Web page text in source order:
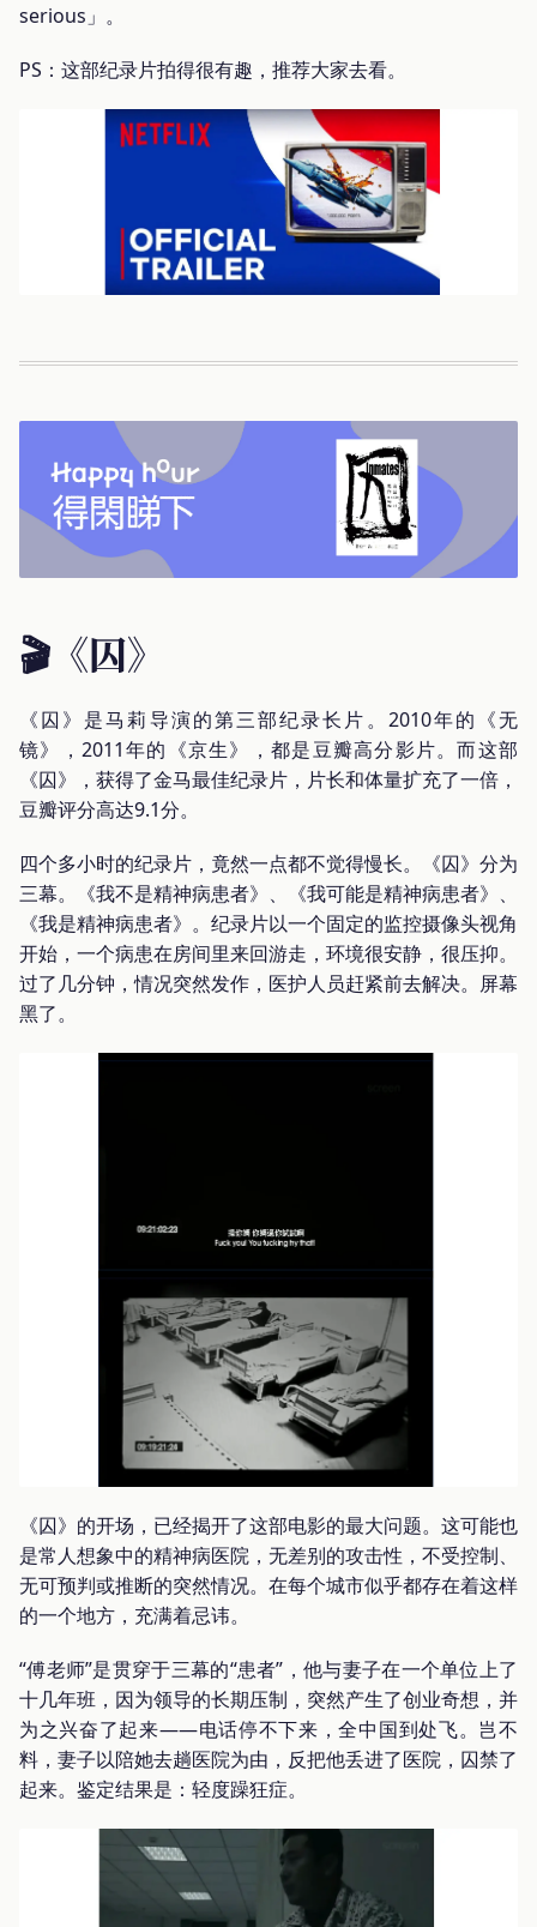
serious」。
PS：这部纪录片拍得很有趣，推荐大家去看。
🎬《囚》
《囚》是马莉导演的第三部纪录长片。2010年的《无
镜》，2011年的《京生》，都是豆瓣高分影片。而这部
《囚》，获得了金马最佳纪录片，片长和体量扩充了一倍，
豆瓣评分高达9.1分。
四个多小时的纪录片，竟然一点都不觉得慢长。《囚》分为
三幕。《我不是精神病患者》、《我可能是精神病患者》、
《我是精神病患者》。纪录片以一个固定的监控摄像头视角
开始，一个病患在房间里来回游走，环境很安静，很压抑。
过了几分钟，情况突然发作，医护人员赶紧前去解决。屏幕
黑了。
《囚》的开场，已经揭开了这部电影的最大问题。这可能也
是常人想象中的精神病医院，无差别的攻击性，不受控制、
无可预判或推断的突然情况。在每个城市似乎都存在着这样
的一个地方，充满着忌讳。
“傅老师”是贯穿于三幕的“患者”，他与妻子在一个单位上了
十几年班，因为领导的长期压制，突然产生了创业奇想，并
为之兴奋了起来——电话停不下来，全中国到处飞。岂不
料，妻子以陪她去趟医院为由，反把他丢进了医院，囚禁了
起来。鉴定结果是：轻度躁狂症。